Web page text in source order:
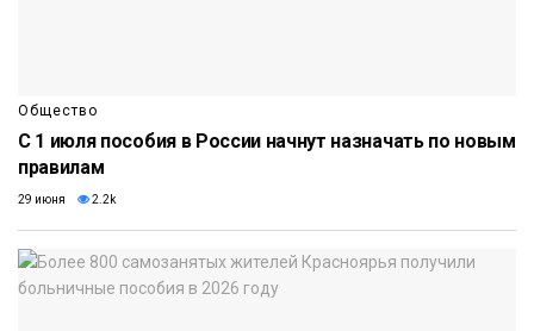
Общество
С 1 июля пособия в России начнут назначать по новым
правилам
29 июня 2.2k